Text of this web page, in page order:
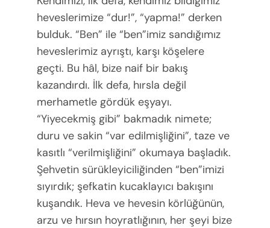
heveslerimize “dur!”, “yapma!” derken
bulduk. “Ben” ile “ben”imiz sandığımız
heveslerimiz ayrıştı, karşı köşelere
geçti. Bu hâl, bize naif bir bakış
kazandırdı. İlk defa, hırsla değil
merhametle gördük eşyayı.
“Yiyecekmiş gibi” bakmadık nimete;
duru ve sakin “var edilmişliğini”, taze ve
kasıtlı “verilmişliğini” okumaya başladık.
Şehvetin sürükleyiciliğinden “ben”imizi
sıyırdık; şefkatin kucaklayıcı bakışını
kuşandık. Heva ve hevesin körlüğünün,
arzu ve hırsın hoyratlığının, her şeyi bize